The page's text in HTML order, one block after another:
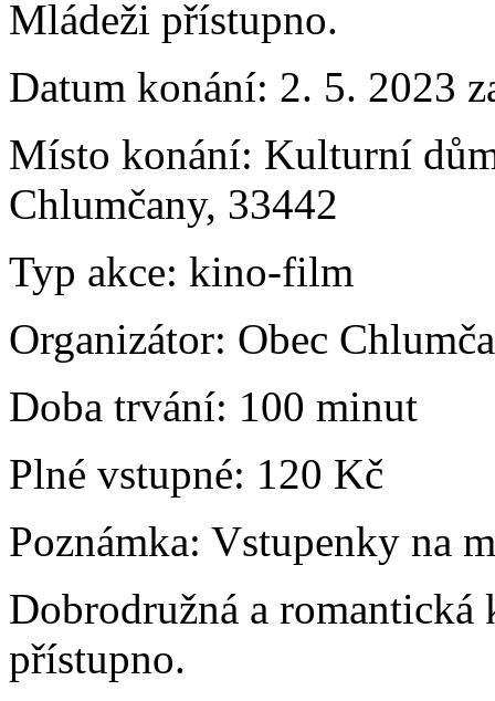
Mládeži přístupno.
Datum konání: 2. 5. 2023
Místo konání: Kulturní
Chlumčany, 33442
Typ akce: kino-film
Organizátor: Obec
Doba trvání: 100 minut
Plné vstupné: 120 Kč
Poznámka: Vstupenky na
Dobrodružná a
přístupno.